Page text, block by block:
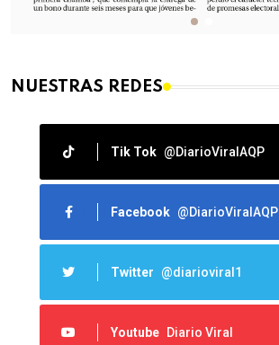
NUESTRAS REDES
Tik Tok @DiarioViralAQP
Facebook @DiarioViralAQP
Twitter @diarioviral1
Youtube Diario Viral